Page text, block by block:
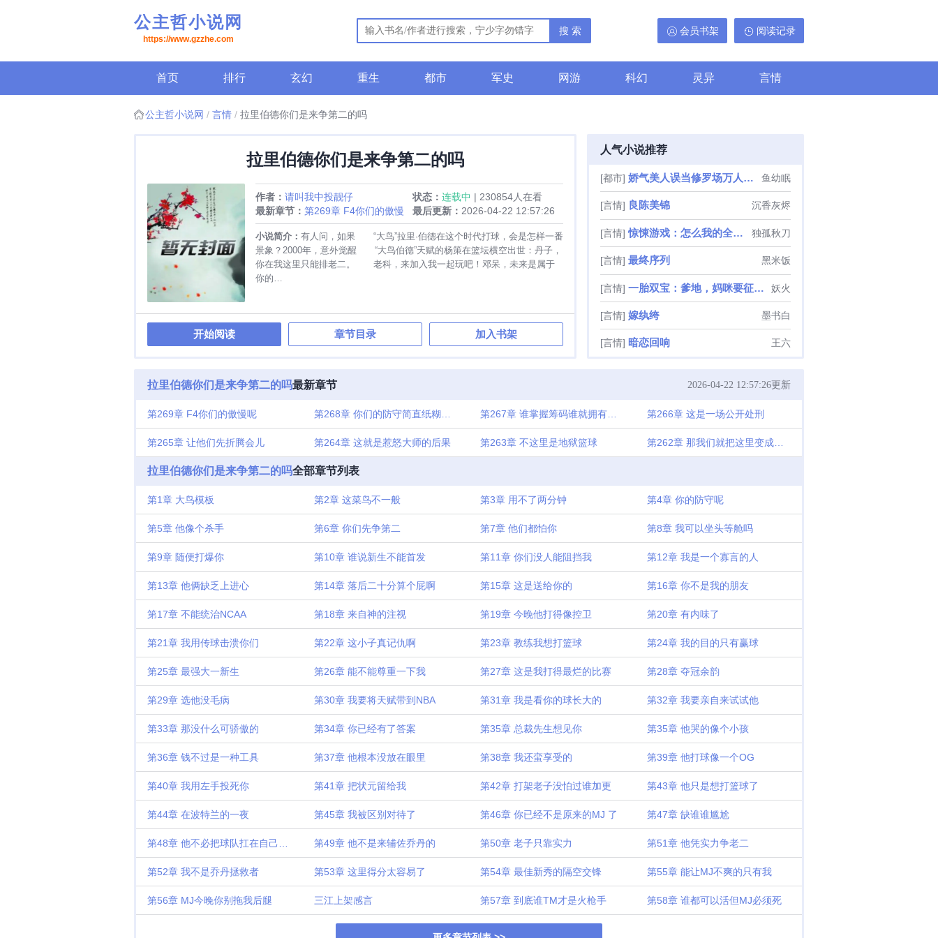
公主哲小说网
https://www.gzzhe.com
阅读记录
会员书架
搜 索
首页 排行 玄幻 重生 都市 军史 网游 科幻 灵异 言情
公主哲小说网 言情 拉里伯德你们是来争第二的吗
拉里伯德你们是来争第二的吗
作者： 请叫我中投靓仔 状态：连载中 | 230854人在看
最新章节： 第269章 F4你们的傲慢
呢
最后更新： 2026-04-22 12:57:26
小说简介： 有人问，如果 “大鸟”拉里·伯德在这个时代打球，会是怎样一番
景象？2000年，意外觉醒 “大鸟伯德”天赋的杨策在篮坛横空出世：丹子，
你在我这里只能排老二。 老科，来加入我一起玩吧！邓呆，未来是属于
你的…
开始阅读 章节目录 加入书架
人气小说推荐
[都市] 娇气美人误当修罗场万人迷[无限] 鱼幼眠
[言情] 良陈美锦 沉香灰烬
[言情] 惊悚游戏：怎么我的全是阴间技能 独孤秋刀
[言情] 最终序列 黑米饭
[言情] 一胎双宝：爹地，妈咪要征婚了 妖火
[言情] 嫁纨绔 墨书白
[言情] 暗恋回响 王六
拉里伯德你们是来争第二的吗最新章节 2026-04-22 12:57:26更新
第269章 F4你们的傲慢呢 第268章 你们的防守简直纸糊的一样 第266章 这是一场公开处刑
第265章 让他们先折腾会儿 第264章 这就是惹怒大师的后果 第263章 不这里是地狱篮球 第262章 那我们就把这里变成监狱
拉里伯德你们是来争第二的吗全部章节列表
第1章 大鸟模板 第2章 这菜鸟不一般 第3章 用不了两分钟 第4章 你的防守呢
第5章 他像个杀手 第6章 你们先争第二 第7章 他们都怕你 第8章 我可以坐头等舱吗
第9章 随便打爆你 第10章 谁说新生不能首发 第11章 你们没人能阻挡我 第12章 我是一个寡言的人
第13章 他俩缺乏上进心 第14章 落后二十分算个屁啊 第15章 这是送给你的 第16章 你不是我的朋友
第17章 不能统治NCAA 第18章 来自神的注视 第19章 今晚他打得像控卫 第20章 有内味了
第21章 我用传球击溃你们 第22章 这小子真记仇啊 第23章 教练我想打篮球 第24章 我的目的只有赢球
第25章 最强大一新生 第26章 能不能尊重一下我 第27章 这是我打得最烂的比赛 第28章 夺冠余韵
第29章 选他没毛病 第30章 我要将天赋带到NBA 第31章 我是看你的球长大的 第32章 我要亲自来试试他
第33章 那没什么可骄傲的 第34章 你已经有了答案 第35章 总裁先生想见你 第35章 他哭的像个小孩
第36章 钱不过是一种工具 第37章 他根本没放在眼里 第38章 我还蛮享受的 第39章 他打球像一个OG
第40章 我用左手投死你 第41章 把状元留给我 第42章 打架老子没怕过谁加更 第43章 他只是想打篮球了
第44章 在波特兰的一夜 第45章 我被区别对待了 第46章 你已经不是原来的MJ 了 第47章 缺谁谁尴尬
第49章 他不是来辅佐乔丹的 第50章 老子只靠实力 第51章 他凭实力争老二
第52章 我不是乔丹拯救者 第53章 这里得分太容易了 第54章 最佳新秀的隔空交锋 第55章 能让MJ不爽的只有我
第56章 MJ今晚你别拖我后腿 三江上架感言 第57章 到底谁TM才是火枪手 第58章 谁都可以活但MJ必须死